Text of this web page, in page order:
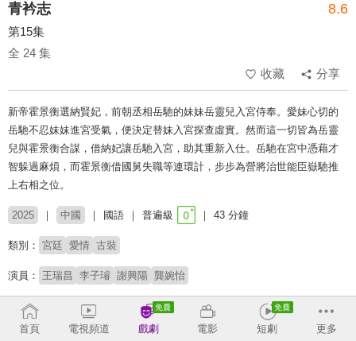
青衿志 8.6
第15集
全 24 集
收藏
分享
新帝霍景衡選納賢妃，前朝丞相岳馳的妹妹岳靈兒入宮侍奉。愛妹心切的
岳馳不忍妹妹進宮受氣，便決定替妹入宮探查虛實。然而這一切皆為岳靈
兒與霍景衡合謀，借納妃讓岳馳入宮，助其重新入仕。岳馳在宮中憑藉才
智躲過麻煩，而霍景衡借國舅失職等連環計，步步為營將治世能臣嶽馳推
上右相之位。
2025 中國 國語 普遍級 43 分鐘
類別： 宮廷 愛情 古裝
演員： 王瑞昌 李子璿 謝興陽 龔婉怡
導演：
# 男扮女裝
首頁 電視頻道 戲劇 電影 短劇 更多